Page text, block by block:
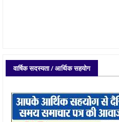
वार्षिक सदस्यता / आर्थिक सहयोग